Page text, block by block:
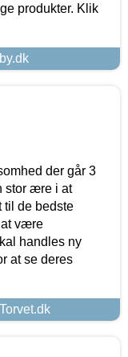
produkter. Klik
der går 3
stor ære i at
til de bedste
at være
handles ny
at se deres